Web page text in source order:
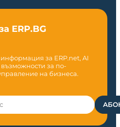
ERP.BG
за ERP.net, AI
за по-
на бизнеса.